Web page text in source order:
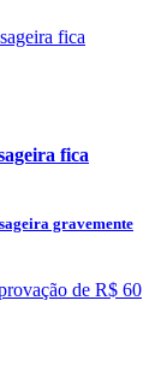
fica
gravemente